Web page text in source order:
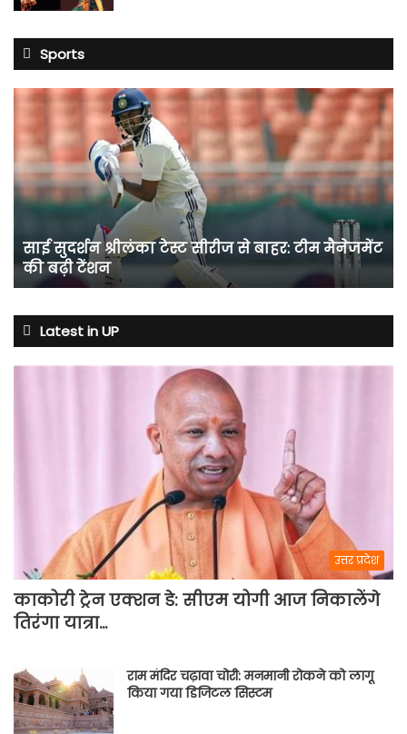
Sports
साई
श्रीलंका
सीरीज
से
मैनेजमेंट
की
बढ़ी
साई सुदर्शन श्रीलंका टेस्ट सीरीज से बाहर: टीम मैनेजमेंट
की बढ़ी टेंशन
Latest in UP
उत्तर प्रदेश
काकोरी ट्रेन एक्शन डे: सीएम योगी आज निकालेंगे
तिरंगा यात्रा…
राम मंदिर चढ़ावा चोरी: मनमानी रोकने को लागू
किया गया डिजिटल सिस्टम